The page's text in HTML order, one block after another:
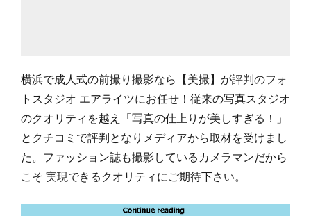
横浜で成人式の前撮り撮影なら【美撮】が評判のフォ
トスタジオ エアライツにお任せ！従来の写真スタジオ
のクオリティを越え「写真の仕上りが美しすぎる！」
とクチコミで評判となりメディアから取材を受けまし
た。ファッション誌も撮影しているカメラマンだから
こそ 実現できるクオリティにご期待下さい。